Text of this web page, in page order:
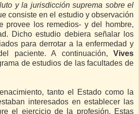
y la jurisdicción suprema sobre el
consiste en el estudio y observación
provee los remedios- y del hombre,
Dicho estudio debiera señalar los
para derrotar a la enfermedad y
paciente. A continuación, Vives
de estudios de las facultades de
tanto el Estado como la
interesados en establecer las
el ejercicio de la profesión. Estas